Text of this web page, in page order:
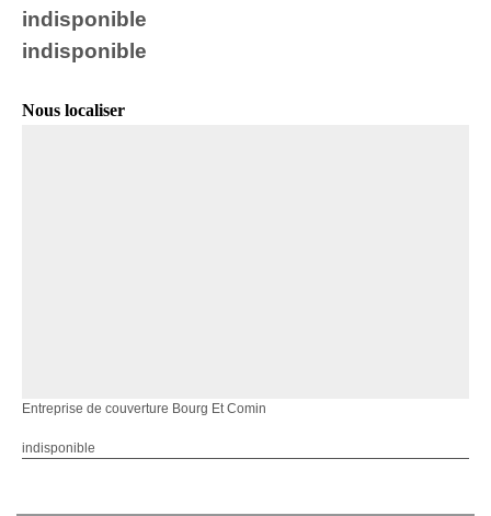
indisponible
indisponible
Nous localiser
Entreprise de couverture Bourg Et Comin
indisponible